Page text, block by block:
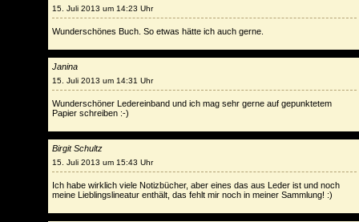
15. Juli 2013 um 14:23 Uhr
Wunderschönes Buch. So etwas hätte ich auch gerne.
Janina
15. Juli 2013 um 14:31 Uhr
Wunderschöner Ledereinband und ich mag sehr gerne auf gepunktetem
Papier schreiben :-)
Birgit Schultz
15. Juli 2013 um 15:43 Uhr
Ich habe wirklich viele Notizbücher, aber eines das aus Leder ist und noch
meine Lieblingslineatur enthält, das fehlt mir noch in meiner Sammlung! :)